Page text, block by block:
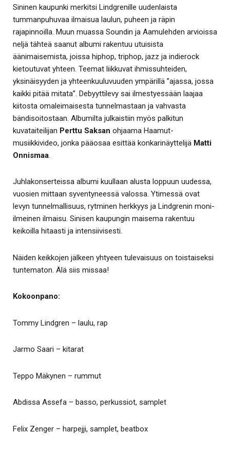
Sininen kaupunki merkitsi Lindgrenille uudenlaista
tummanpuhuvaa ilmaisua laulun, puheen ja räpin
rajapinnoilla. Muun muassa Soundin ja Aamulehden arvioissa
neljä tähteä saanut albumi rakentuu utuisista
äänimaisemista, joissa hiphop, triphop, jazz ja indierock
kietoutuvat yhteen. Teemat liikkuvat ihmissuhteiden,
yksinäisyyden ja yhteenkuuluvuuden ympärillä ”ajassa, jossa
kaikki pitää mitata”. Debyyttilevy sai ilmestyessään laajaa
kiitosta omaleimaisesta tunnelmastaan ja vahvasta
bändisoitostaan. Albumilta julkaistiin myös palkitun
kuvataiteilijan Perttu Saksan ohjaama Haamut-
musiikkivideo, jonka pääosaa esittää konkarinäyttelijä Matti
Onnismaa
Juhlakonserteissa albumi kuullaan alusta loppuun uudessa,
vuosien mittaan syventyneessä valossa. Ytimessä ovat
levyn tunnelmallisuus, rytminen herkkyys ja Lindgrenin moni-
ilmeinen ilmaisu. Sinisen kaupungin maisema rakentuu
keikoilla hitaasti ja intensiivisesti.
Näiden keikkojen jälkeen yhtyeen tulevaisuus on toistaiseksi
tuntematon. Älä siis missaa!
Kokoonpano:
Tommy Lindgren – laulu, rap
Jarmo Saari – kitarat
Teppo Mäkynen – rummut
Abdissa Assefa – basso, perkussiot, samplet
Felix Zenger – harpejji, samplet, beatbox